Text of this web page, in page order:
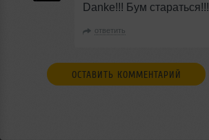
Danke!!! Бум стараться!!!
ответить
ОСТАВИТЬ КОММЕНТАРИЙ